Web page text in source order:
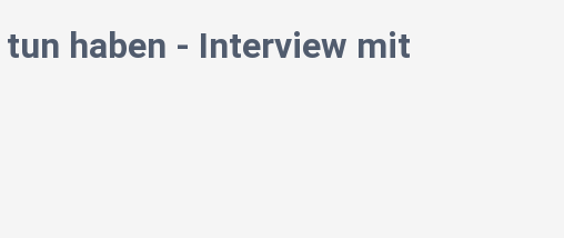
haben - Interview mit